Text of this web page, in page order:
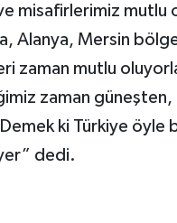
misafirlerimiz mutlu
Alanya, Mersin
zaman mutlu
zaman
ki Türkiye öyle
dedi.